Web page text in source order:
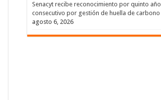
Senacyt recibe reconocimiento por quinto año
consecutivo por gestión de huella de carbono
agosto 6, 2026